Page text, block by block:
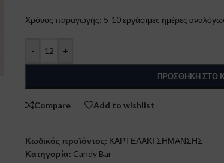
Χρόνος παραγωγής: 5-10 εργάσιμες ημέρες
- +
ΠΡΟΣΘΉΚΗ ΣΤΟ
Compare Add to wishlist
Κωδικός προϊόντος: ΚΑΡΤΕΛΑΚΙ ΣΗΜΑΝΣΗΣ
Κατηγορία: Candy Bar